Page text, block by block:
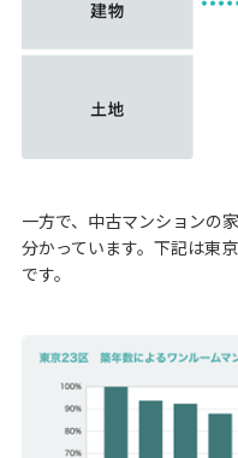
一方で、中古マンションの
分かっています。下記は東
です。